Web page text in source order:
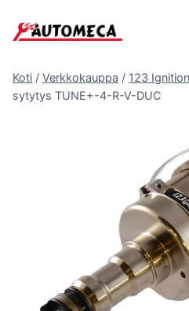
sisältöön
Koti / Verkkokauppa / 123
sytytys TUNE+-4-R-V-DUC